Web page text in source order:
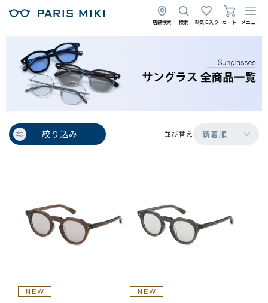
店舗検索 検索 お気に入り カート メニュー
絞り込み 並び替え 新着順